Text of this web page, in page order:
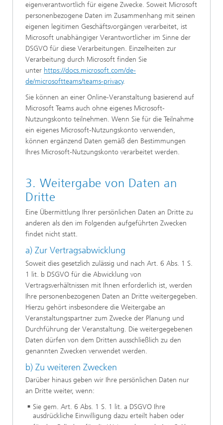
eigenverantwortlich für eigene Zwecke. Soweit Microsoft
personenbezogene Daten im Zusammenhang mit seinen
eigenen legitimen Geschäftsvorgängen verarbeitet, ist
Microsoft unabhängiger Verantwortlicher im Sinne der
DSGVO für diese Verarbeitungen. Einzelheiten zur
Verarbeitung durch Microsoft finden Sie
unter https://docs.microsoft.com/de-
de/microsoftteams/teams-privacy.
Sie können an einer Online-Veranstaltung basierend auf
Microsoft Teams auch ohne eigenes Microsoft-
Nutzungskonto teilnehmen. Wenn Sie für die Teilnahme
ein eigenes Microsoft-Nutzungskonto verwenden,
können ergänzend Daten gemäß den Bestimmungen
Ihres Microsoft-Nutzungskonto verarbeitet werden.
3. Weitergabe von Daten an
Dritte
Eine Übermittlung Ihrer persönlichen Daten an Dritte zu
anderen als den im Folgenden aufgeführten Zwecken
findet nicht statt.
a) Zur Vertragsabwicklung
Soweit dies gesetzlich zulässig und nach Art. 6 Abs. 1 S.
1 lit. b DSGVO für die Abwicklung von
Vertragsverhältnissen mit Ihnen erforderlich ist, werden
Ihre personenbezogenen Daten an Dritte weitergegeben.
Hierzu gehört insbesondere die Weitergabe an
Veranstaltungspartner zum Zwecke der Planung und
Durchführung der Veranstaltung. Die weitergegebenen
Daten dürfen von dem Dritten ausschließlich zu den
genannten Zwecken verwendet werden.
b) Zu weiteren Zwecken
Darüber hinaus geben wir Ihre persönlichen Daten nur
an Dritte weiter, wenn:
Sie gem. Art. 6 Abs. 1 S. 1 lit. a DSGVO Ihre
ausdrückliche Einwilligung dazu erteilt haben oder